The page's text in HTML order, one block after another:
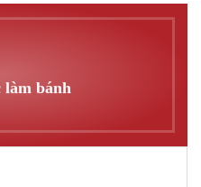
làm bánh